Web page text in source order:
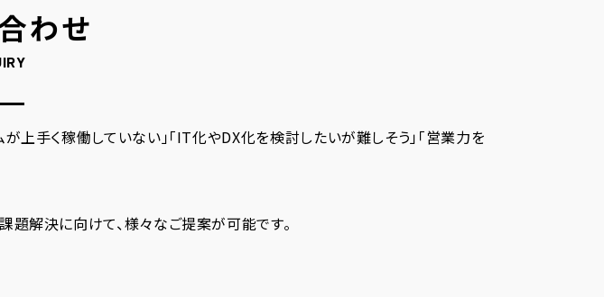
わせ
上手く稼働していない」「IT化やDX化を検討したいが難しそう」「営業力を
題解決に向けて、様々なご提案が可能です。